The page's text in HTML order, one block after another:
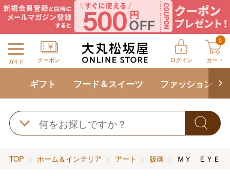
ガイド クーポン ログイン
0
カート
ギフト フード＆スイーツ ファッション
TOP ホーム＆インテリア アート 版画 ＭＹ ＥＹＥ